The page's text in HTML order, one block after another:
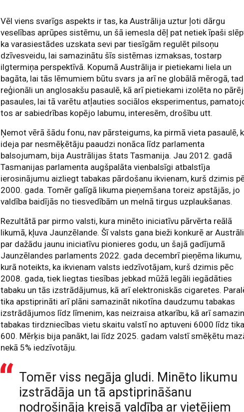
Vēl viens svarīgs aspekts ir tas, ka Austrālija uztur ļoti dārgu
veselības aprūpes sistēmu, un šā iemesla dēļ pat netiek īpaši
ka varasiestādes uzskata sevi par tiesīgām regulēt pilsoņu
dzīvesveidu, lai samazinātu šīs sistēmas izmaksas, tostarp
ilgtermiņa perspektīvā. Kopumā Austrālija ir pietiekami liela un
bagāta, lai tās lēmumiem būtu svars ja arī ne globālā mērogā, tad
reģionāli un anglosakšu pasaulē, kā arī pietiekami izolēta no
pasaules, lai tā varētu atļauties sociālos eksperimentus,
tos ar sabiedrības kopējo labumu, interesēm, drošību utt.
Ņemot vērā šādu fonu, nav pārsteigums, ka pirmā vieta pasaulē,
ideja par nesmēķētāju paaudzi nonāca līdz parlamenta
balsojumam, bija Austrālijas štats Tasmanija. Jau 2012. gadā
Tasmanijas parlamenta augšpalāta vienbalsīgi atbalstīja
ierosinājumu aizliegt tabakas pārdošanu ikvienam, kurš dzimis
2000. gada. Tomēr galīgā likuma pieņemšana toreiz apstājās, jo
valdība baidījās no tiesvedībām un melnā tirgus uzplaukšanas.
Rezultātā par pirmo valsti, kura minēto iniciatīvu pārvērta reālā
likumā, kļuva Jaunzēlande. Šī valsts gana bieži konkurē ar
par dažādu jaunu iniciatīvu pionieres godu, un šajā gadījumā
Jaunzēlandes parlaments 2022. gada decembrī pieņēma likumu,
kurā noteikts, ka ikvienam valsts iedzīvotājam, kurš dzimis pēc
2008. gada, tiek liegtas tiesības jebkad mūžā legāli iegādāties
tabaku un tās izstrādājumus, kā arī elektroniskās cigaretes.
tika apstiprināti arī plāni samazināt nikotīna daudzumu tabakas
izstrādājumos līdz līmenim, kas neizraisa atkarību, kā arī
tabakas tirdzniecības vietu skaitu valstī no aptuveni 6000 līdz
600. Mērķis bija panākt, lai līdz 2025. gadam valstī smēķētu
nekā 5% iedzīvotāju.
Tomēr viss negāja gludi. Minēto likumu
izstrādāja un tā apstiprināšanu
nodrošināja kreisā valdība ar vietējiem